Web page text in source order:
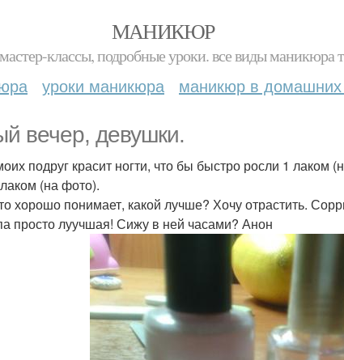
МАНИКЮР
классы, подробные уроки. все виды маникюра
уроки маникюра маникюр в домашних
вечер, девушки.
подруг красит ногти, что бы быстро росли 1 лаком
(на фото).
хорошо понимает, какой лучше? Хочу отрастить.
просто луучшая! Сижу в ней часами? Анон